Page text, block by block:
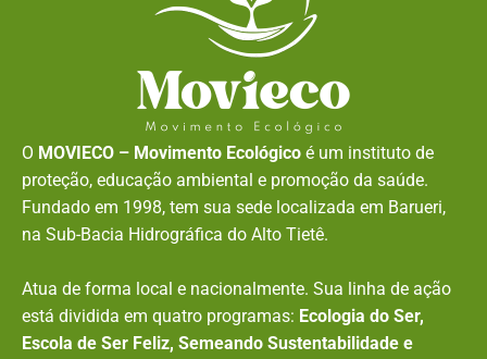
O MOVIECO – Movimento Ecológico é um instituto de
proteção, educação ambiental e promoção da saúde.
Fundado em 1998, tem sua sede localizada em Barueri,
na Sub-Bacia Hidrográfica do Alto Tietê.
Atua de forma local e nacionalmente. Sua linha de ação
está dividida em quatro programas: Ecologia do Ser,
Escola de Ser Feliz, Semeando Sustentabilidade e